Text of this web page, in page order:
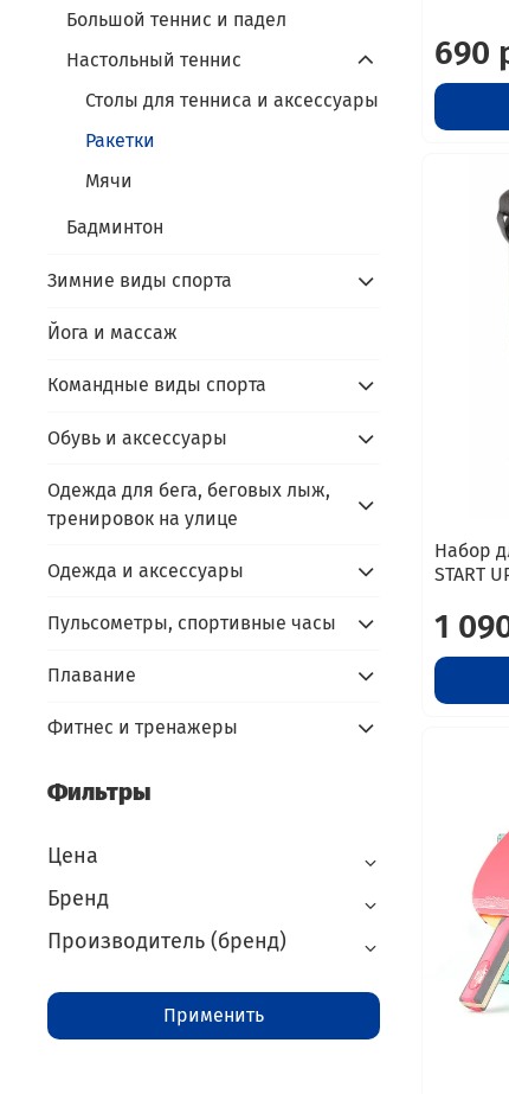
690
Набор
START
1
Большой теннис и падел
Настольный теннис
Столы для тенниса и аксессуары
Ракетки
Мячи
Бадминтон
Зимние виды спорта
Йога и массаж
Командные виды спорта
Обувь и аксессуары
Одежда для бега, беговых лыж,
тренировок на улице
Одежда и аксессуары
Пульсометры, спортивные часы
Плавание
Фитнес и тренажеры
Фильтры
Цена
Бренд
Производитель (бренд)
Применить